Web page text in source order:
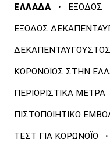
ΕΛΛΑΔΑ · ΕΞΟΔΟΣ
ΕΞΟΔΟΣ
ΔΕΚΑΠΕΝΤΑΥΓΟΥΣΤΟΣ
ΚΟΡΩΝΟΪΟΣ ΣΤΗΝ
ΠΕΡΙΟΡΙΣΤΙΚΑ ΜΕΤΡΑ
ΠΙΣΤΟΠΟΙΗΤΙΚΟ
ΤΕΣΤ ΓΙΑ ΚΟΡΩΝΟΪΟ ·